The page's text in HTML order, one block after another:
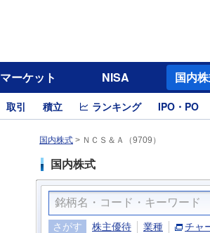
マーケット NISA 国内
取引 積立 ランキング IPO・PO
国内株式 > ＮＣＳ＆Ａ（9709）
国内株式
さがす 株主優待 業種 チャ